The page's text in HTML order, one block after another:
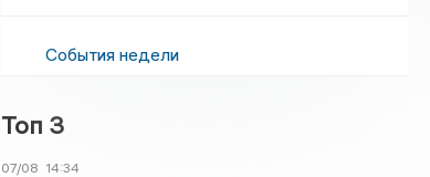
События недели
Топ 3
07/08 14:34